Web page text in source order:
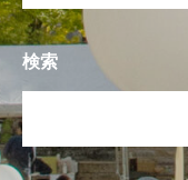
検索